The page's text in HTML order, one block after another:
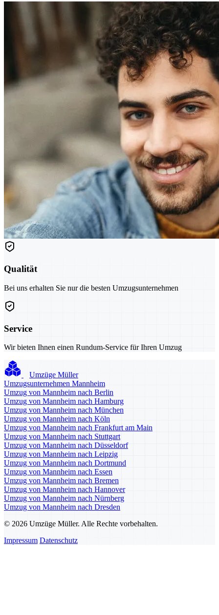
Qualität
Bei uns erhalten Sie nur die besten Umzugsunternehmen
Service
Wir bieten Ihnen einen Rundum-Service für Ihren Umzug
Umzüge Müller
Umzugsunternehmen Mannheim
Umzug von Mannheim nach Berlin
Umzug von Mannheim nach Hamburg
Umzug von Mannheim nach München
Umzug von Mannheim nach Köln
Umzug von Mannheim nach Frankfurt am Main
Umzug von Mannheim nach Stuttgart
Umzug von Mannheim nach Düsseldorf
Umzug von Mannheim nach Leipzig
Umzug von Mannheim nach Dortmund
Umzug von Mannheim nach Essen
Umzug von Mannheim nach Bremen
Umzug von Mannheim nach Hannover
Umzug von Mannheim nach Nürnberg
Umzug von Mannheim nach Dresden
© 2026 Umzüge Müller. Alle Rechte vorbehalten.
Impressum Datenschutz